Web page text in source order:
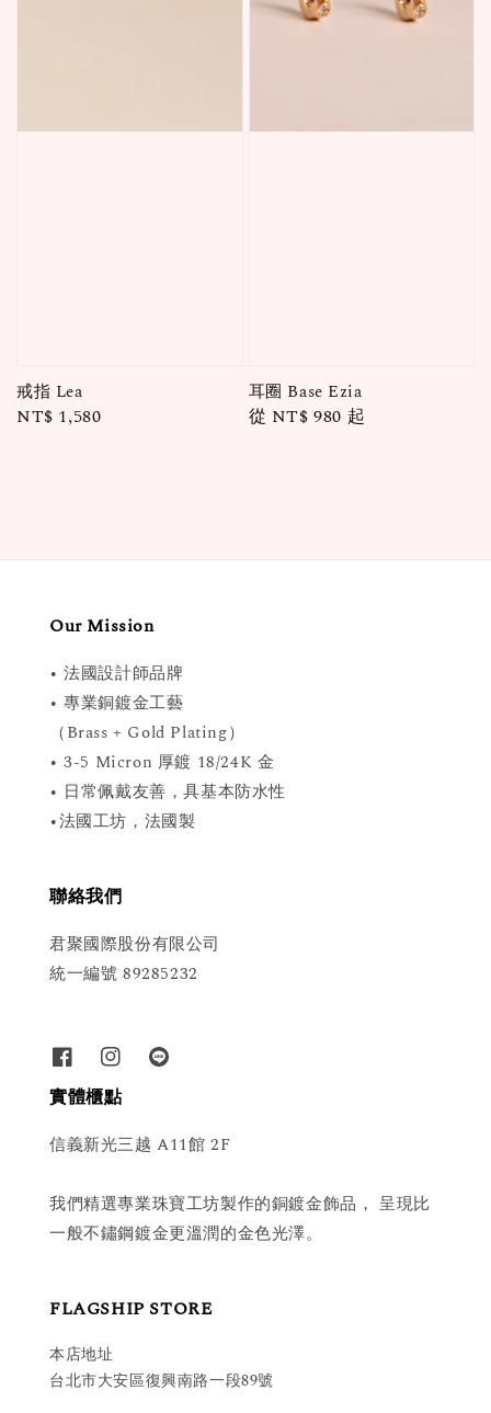
戒指 Lea
Regular
NT$ 1,580
耳圈 Base Ezia
Regular
從 NT$ 980 起
Our Mission
• 法國設計師品牌
• 專業銅鍍金工藝
（Brass + Gold Plating）
• 3-5 Micron 厚鍍 18/24K 金
• 日常佩戴友善，具基本防水性
•法國工坊，法國製
聯絡我們
君聚國際股份有限公司
統一編號 89285232
實體櫃點
信義新光三越 A11館 2F
我們精選專業珠寶工坊製作的銅鍍金飾品， 呈現比
一般不鏽鋼鍍金更溫潤的金色光澤。
FLAGSHIP STORE
本店地址
台北市大安區復興南路一段89號